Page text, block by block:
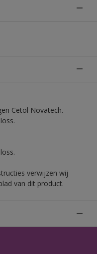
Cetol Novatech.
verwijzen wij
van dit product.